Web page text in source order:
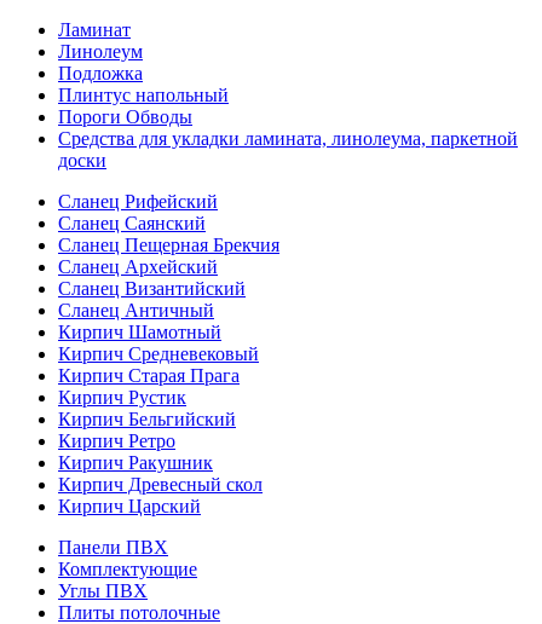
Ламинат
Линолеум
Подложка
Плинтус напольный
Пороги Обводы
Средства для укладки ламината, линолеума, паркетной
доски
Сланец Рифейский
Сланец Саянский
Сланец Пещерная Брекчия
Сланец Архейский
Сланец Византийский
Сланец Античный
Кирпич Шамотный
Кирпич Средневековый
Кирпич Старая Прага
Кирпич Рустик
Кирпич Бельгийский
Кирпич Ретро
Кирпич Ракушник
Кирпич Древесный скол
Кирпич Царский
Панели ПВХ
Комплектующие
Углы ПВХ
Плиты потолочные